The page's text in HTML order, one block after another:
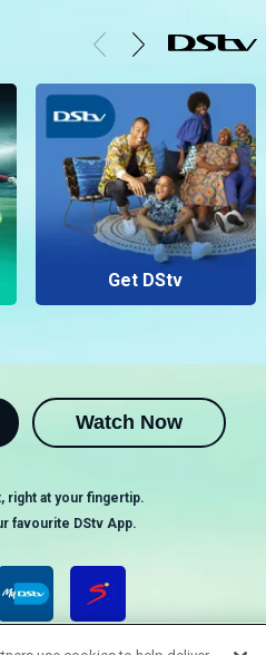
Get DStv
Watch Now
right at your fingertip.
favourite DStv App.